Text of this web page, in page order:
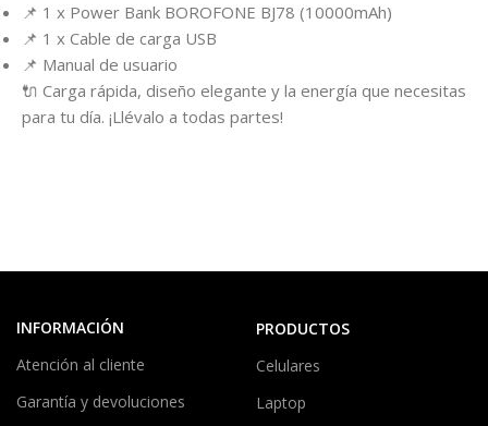
📌 1 x Power Bank BOROFONE BJ78 (10000mAh)
📌 1 x Cable de carga USB
📌 Manual de usuario
🔌 Carga rápida, diseño elegante y la energía que necesitas
para tu día. ¡Llévalo a todas partes!
INFORMACIÓN
Atención al cliente
Garantía y devoluciones
PRODUCTOS
Celulares
Laptop